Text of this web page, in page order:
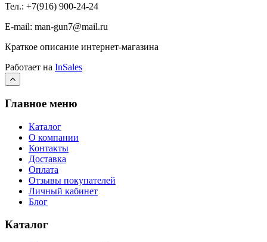
Тел.: +7(916) 900-24-24
E-mail: man-gun7@mail.ru
Краткое описание интернет-магазина
Работает на InSales
Главное меню
Каталог
О компании
Контакты
Доставка
Оплата
Отзывы покупателей
Личный кабинет
Блог
Каталог